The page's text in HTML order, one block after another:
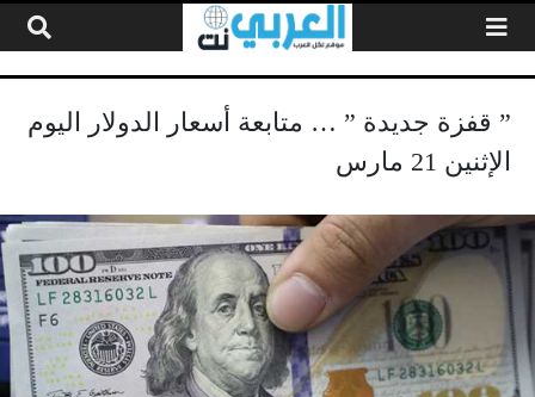
” قفزة جديدة ” … متابعة أسعار الدولار اليوم
الإثنين 21 مارس